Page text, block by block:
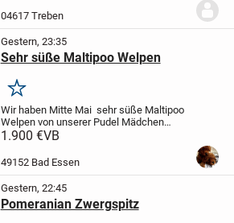
braun Kurzhaar und die Mama ein
Standard Rot Langhaar-Dacke...
04617 Treben
Gestern, 23:35
Sehr süße Maltipoo Welpen
Merken
Wir haben Mitte Mai sehr süße Maltipoo
Welpen von unserer Pudel Mädchen
bekommen.Mama ist ein Toypudel in
Charakter,sehr anhänglich und lieb .
1.900 €VB
49152 Bad Essen
Gestern, 22:45
Pomeranian Zwergspitz